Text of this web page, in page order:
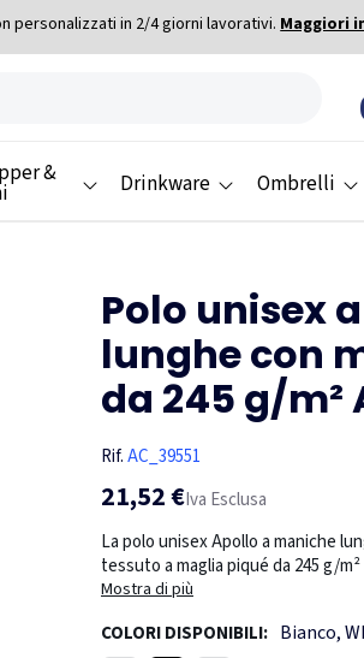
personalizzati in 2/4 giorni lavorativi.Maggiori
& Drinkware Ombrelli
Polo unisex
lunghe con
da 245 g/m²
Rif.AC_39551
21,52 €Iva Esclusa
La polo unisex Apollo a maniche
tessuto a maglia piqué da 245 g/
raffinati con impunture, finitura
comfort. Dotata della tecnologia
Mostra di più
COLORI DISPONIBILI: Bianco,